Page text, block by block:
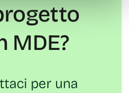
MDE?
per una